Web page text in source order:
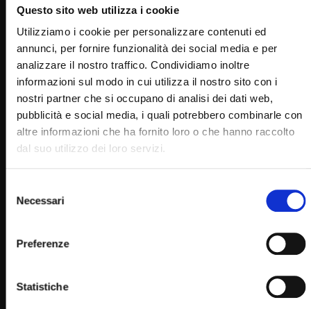
Questo sito web utilizza i cookie
Utilizziamo i cookie per personalizzare contenuti ed
annunci, per fornire funzionalità dei social media e per
analizzare il nostro traffico. Condividiamo inoltre
informazioni sul modo in cui utilizza il nostro sito con i
nostri partner che si occupano di analisi dei dati web,
pubblicità e social media, i quali potrebbero combinarle con
altre informazioni che ha fornito loro o che hanno raccolto
dal suo utilizzo dei loro servizi.
delNecessari
Preferenze
Statistiche
03:08:10
Santo Rosario e Santa Messa – 23 settembre 2022.
(Cardinale Sean Patric O’Malley)